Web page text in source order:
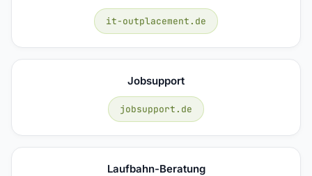
it-outplacement.de
Jobsupport
jobsupport.de
Laufbahn-Beratung